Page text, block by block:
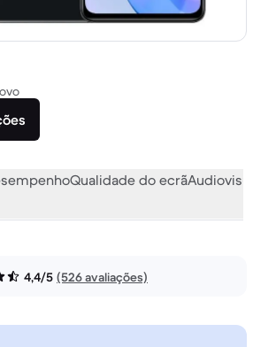
Versus 349,00 € novo
Qualidade do ecrãAudiovisual
4,4/5 (526 avaliações)